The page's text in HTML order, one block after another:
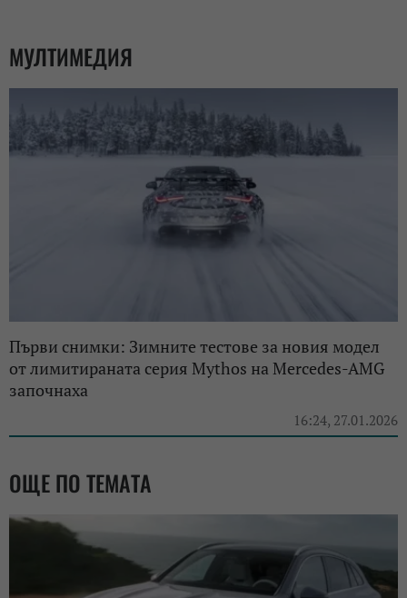
МУЛТИМЕДИЯ
Първи снимки: Зимните тестове за новия модел
от лимитираната серия Mythos на Mercedes-AMG
започнаха
16:24, 27.01.2026
ОЩЕ ПО ТЕМАТА